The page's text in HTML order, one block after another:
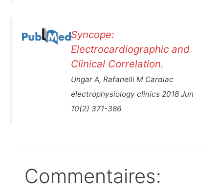
Syncope:
Electrocardiographic and
Clinical Correlation.
Ungar A, Rafanelli M Cardiac
electrophysiology clinics 2018 Jun
10(2) 371-386
Commentaires: